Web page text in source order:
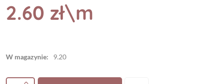
2.60 zł\m
W magazynie: 9.20